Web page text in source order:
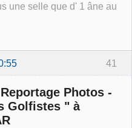
une selle que d' 1 âne au
41
Photos -
Golfistes " à